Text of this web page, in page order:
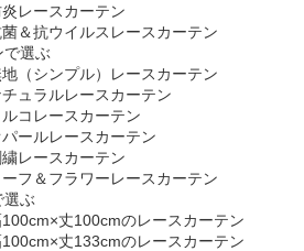
炎レースカーテン
＆抗ウイルスレースカーテン
で選ぶ
（シンプル）レースカーテン
ュラルレースカーテン
ルコレースカーテン
パールレースカーテン
レースカーテン
ーフ＆フラワーレースカーテン
選ぶ
丈100cmのレースカーテン
丈133cmのレースカーテン